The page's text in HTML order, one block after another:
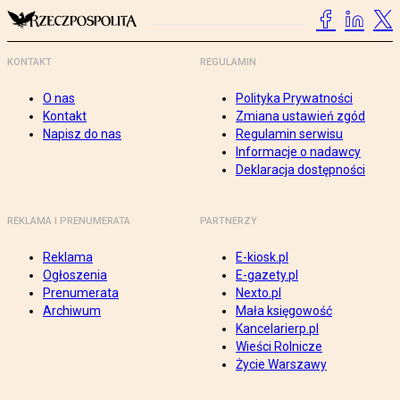
KONTAKT
O nas
Kontakt
Napisz do nas
REGULAMIN
Polityka Prywatności
Zmiana ustawień zgód
Regulamin serwisu
Informacje o nadawcy
Deklaracja dostępności
REKLAMA I PRENUMERATA
Reklama
Ogłoszenia
Prenumerata
Archiwum
PARTNERZY
E-kiosk.pl
E-gazety.pl
Nexto.pl
Mała księgowość
Kancelarierp.pl
Wieści Rolnicze
Życie Warszawy